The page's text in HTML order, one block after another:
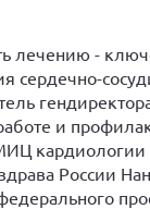
лечению -
сердечно-
и
России